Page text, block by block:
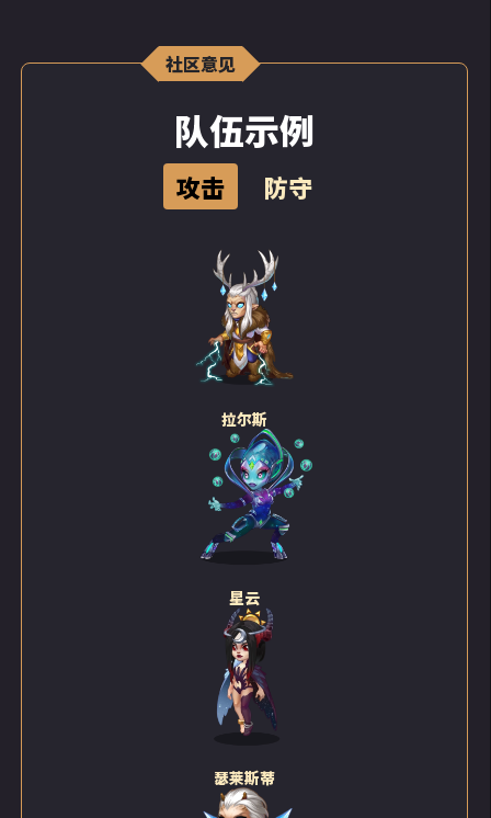
社区意见
队伍示例
攻击 防守
拉尔斯
星云
瑟莱斯蒂